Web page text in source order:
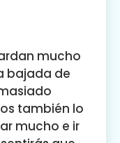
mucho
bajada de
también lo
mucho e ir